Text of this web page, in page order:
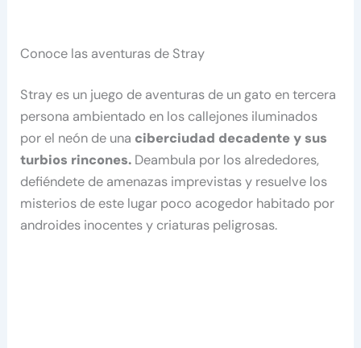
Conoce las aventuras de Stray
Stray es un juego de aventuras de un gato en tercera
persona ambientado en los callejones iluminados
por el neón de una ciberciudad decadente y sus
turbios rincones. Deambula por los alrededores,
defiéndete de amenazas imprevistas y resuelve los
misterios de este lugar poco acogedor habitado por
androides inocentes y criaturas peligrosas.